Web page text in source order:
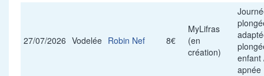
27/07/2026 Vodelée Robin Nef 8€
MyLifras
(en
création)
enfant
apnée